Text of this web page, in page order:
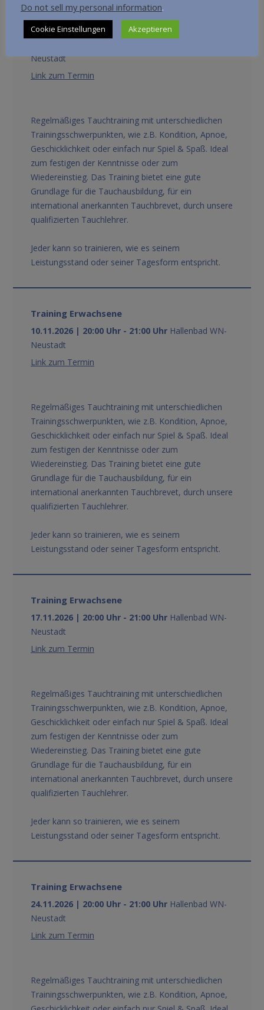
Training Erwachsene
Neustadt
Link zum Termin
Regelmäßiges Tauchtraining mit unterschiedlichen
Trainingsschwerpunkten, wie z.B. Kondition, Apnoe,
Geschicklichkeit oder einfach nur Spiel & Spaß. Ideal
zum festigen der Kenntnisse oder zum
Wiedereinstieg. Das Training bietet eine gute
Grundlage für die Tauchausbildung, für ein
international anerkannten Tauchbrevet, durch unsere
qualifizierten Tauchlehrer.
Jeder kann so trainieren, wie es seinem
Leistungsstand oder seiner Tagesform entspricht.
Training Erwachsene
10.11.2026 | 20:00 Uhr - 21:00 Uhr Hallenbad WN-
Neustadt
Link zum Termin
Regelmäßiges Tauchtraining mit unterschiedlichen
Trainingsschwerpunkten, wie z.B. Kondition, Apnoe,
Geschicklichkeit oder einfach nur Spiel & Spaß. Ideal
zum festigen der Kenntnisse oder zum
Wiedereinstieg. Das Training bietet eine gute
Grundlage für die Tauchausbildung, für ein
international anerkannten Tauchbrevet, durch unsere
qualifizierten Tauchlehrer.
Jeder kann so trainieren, wie es seinem
Leistungsstand oder seiner Tagesform entspricht.
Training Erwachsene
17.11.2026 | 20:00 Uhr - 21:00 Uhr Hallenbad WN-
Neustadt
Link zum Termin
Regelmäßiges Tauchtraining mit unterschiedlichen
Trainingsschwerpunkten, wie z.B. Kondition, Apnoe,
Geschicklichkeit oder einfach nur Spiel & Spaß. Ideal
zum festigen der Kenntnisse oder zum
Wiedereinstieg. Das Training bietet eine gute
Grundlage für die Tauchausbildung, für ein
international anerkannten Tauchbrevet, durch unsere
qualifizierten Tauchlehrer.
Jeder kann so trainieren, wie es seinem
Leistungsstand oder seiner Tagesform entspricht.
Training Erwachsene
24.11.2026 | 20:00 Uhr - 21:00 Uhr Hallenbad WN-
Neustadt
Link zum Termin
Regelmäßiges Tauchtraining mit unterschiedlichen
Trainingsschwerpunkten, wie z.B. Kondition, Apnoe,
Do not sell my personal information.
Cookie Einstellungen Akzeptieren